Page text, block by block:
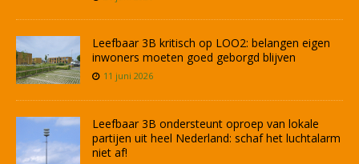
Leefbaar 3B kritisch op LOO2: belangen eigen
inwoners moeten goed geborgd blijven
11 juni 2026
Leefbaar 3B ondersteunt oproep van lokale
partijen uit heel Nederland: schaf het luchtalarm
niet af!